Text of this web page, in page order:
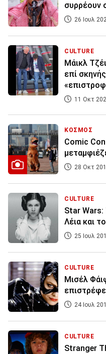
συρρέουν
26 Ιουλ
CULTURE
Μάικλ
επί
11 Οκτ
ΚΟΣΜΟΣ
Comic
28 Οκτ
CULTURE
Star Wars:
Λέια και
25 Ιουλ
CULTURE
Mισέλ
24 Ιουλ
CULTURE
Stranger